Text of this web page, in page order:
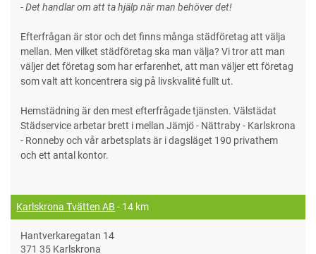
- Det handlar om att ta hjälp när man behöver det!
Efterfrågan är stor och det finns många städföretag att välja
mellan. Men vilket städföretag ska man välja? Vi tror att man
väljer det företag som har erfarenhet, att man väljer ett företag
som valt att koncentrera sig på livskvalité fullt ut.
Hemstädning är den mest efterfrågade tjänsten. Välstädat
Städservice arbetar brett i mellan Jämjö - Nättraby - Karlskrona
- Ronneby och vår arbetsplats är i dagsläget 190 privathem
och ett antal kontor.
Karlskrona Tvätten AB - 14 km
Hantverkaregatan 14
371 35 Karlskrona